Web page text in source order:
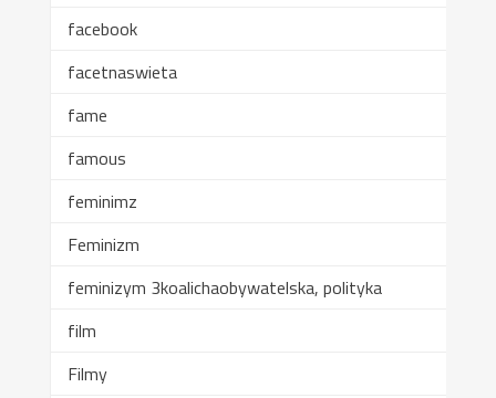
facebook
facetnaswieta
fame
famous
feminimz
Feminizm
feminizym 3koalichaobywatelska, polityka
film
Filmy